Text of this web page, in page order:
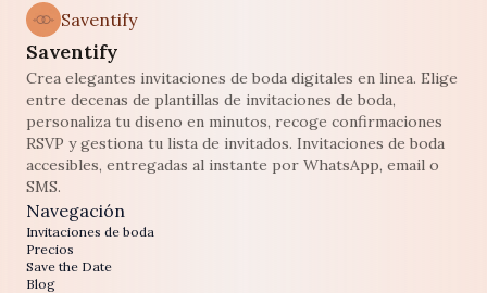
Saventify
Saventify
Crea elegantes invitaciones de boda digitales en linea. Elige
entre decenas de plantillas de invitaciones de boda,
personaliza tu diseno en minutos, recoge confirmaciones
RSVP y gestiona tu lista de invitados. Invitaciones de boda
accesibles, entregadas al instante por WhatsApp, email o
SMS.
Navegación
Invitaciones de boda
Precios
Save the Date
Blog